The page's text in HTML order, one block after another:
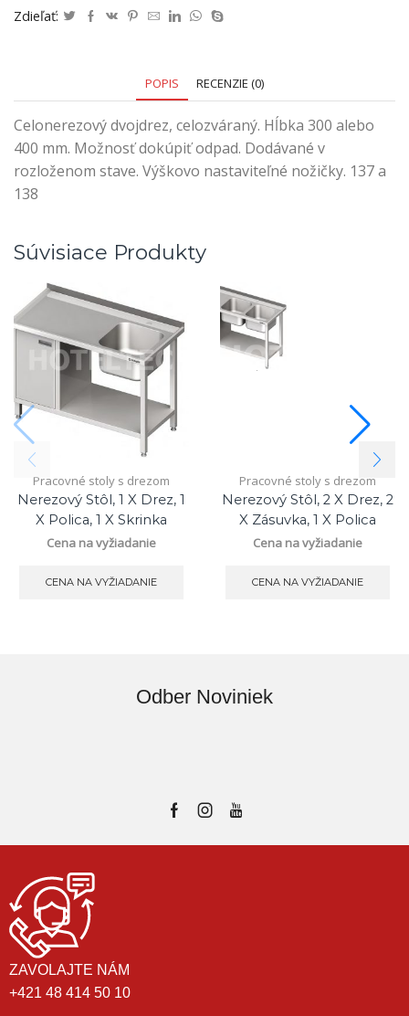
Zdieľať:
POPIS RECENZIE (0)
Celonerezový dvojdrez, celozváraný. Hĺbka 300 alebo
400 mm. Možnosť dokúpiť odpad. Dodávané v
rozloženom stave. Výškovo nastaviteľné nožičky. 137 a
138
Súvisiace Produkty
Pracovné stoly s drezom
Nerezový Stôl, 1 X Drez, 1
X Polica, 1 X Skrinka
Cena na vyžiadanie
CENA NA VYŽIADANIE
Pracovné stoly s drezom
Nerezový Stôl, 2 X Drez, 2
X Zásuvka, 1 X Polica
Cena na vyžiadanie
CENA NA VYŽIADANIE
Odber Noviniek
ZAVOLAJTE NÁM
+421 48 414 50 10